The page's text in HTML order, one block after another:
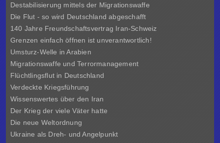
Destabilisierung mittels der Migrationswaffe
Die Flut - so wird Deutschland abgeschafft
140 Jahre Freundschaftsvertrag Iran-Schweiz
Grenzen einfach öffnen ist unverantwortlich!
Umsturz-Welle in Arabien
Migrationswaffe und Terrormanagement
Flüchtlingsflut in Deutschland
Verdeckte Kriegsführung
Wissenswertes über den Iran
Der Krieg der viele Väter hatte
Die neue Weltordnung
Ukraine als Dreh- und Angelpunkt